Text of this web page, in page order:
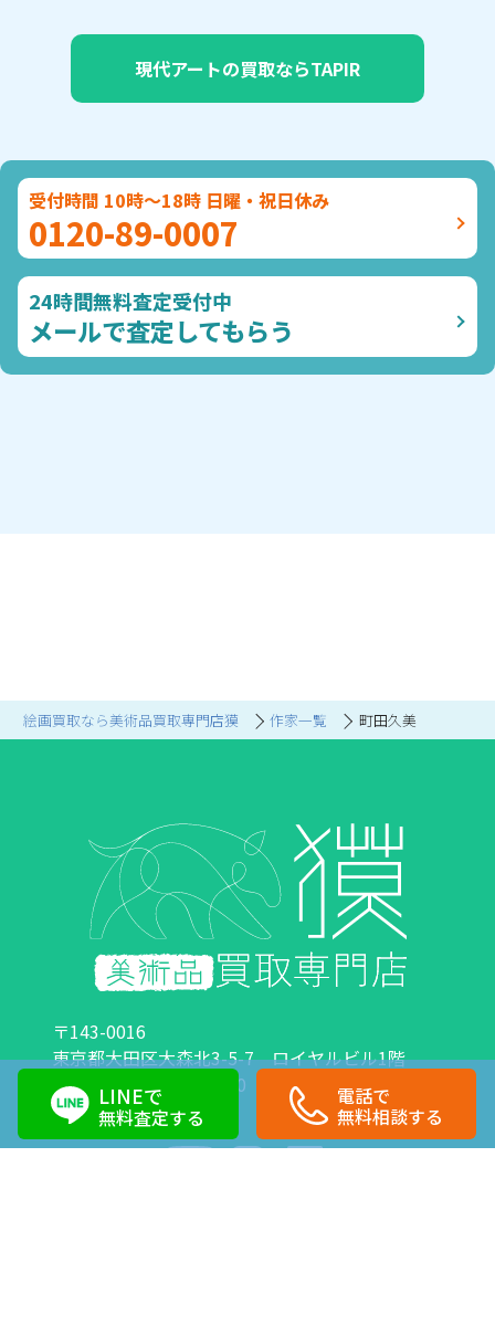
LINEで
無料査定する
電話で
無料相談する
絵画買取なら美術品買取専門店獏 作家一覧 町田久美
現代アートの買取ならTAPIR
受付時間 10時～18時 日曜・祝日休み
0120-89-0007
24時間無料査定受付中
メールで査定してもらう
〒143-0016
東京都大田区大森北3-5-7 ロイヤルビル1階
営業時間：10:00～18:00 定休日：日曜日・祝日
0120-89-0007 03-6423-1033